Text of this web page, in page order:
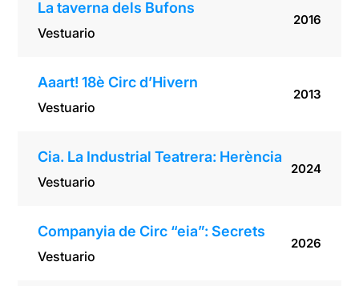
La taverna dels Bufons
Vestuario
2016
Aaart! 18è Circ d’Hivern
Vestuario
2013
Cia. La Industrial Teatrera: Herència
Vestuario
2024
Companyia de Circ “eia”: Secrets
Vestuario
2026